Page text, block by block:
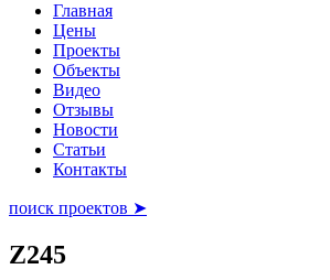
Главная
Цены
Проекты
Объекты
Видео
Отзывы
Новости
Статьи
Контакты
поиск проектов ➤
Z245